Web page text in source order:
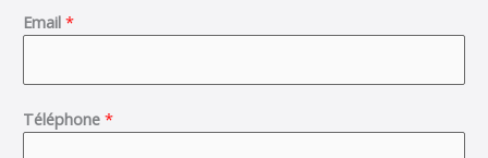
Email *
Téléphone *